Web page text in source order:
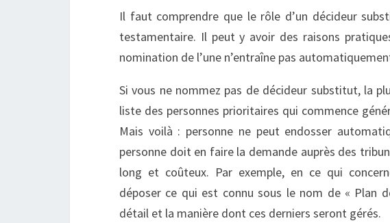
Il faut comprendre que le rôle d’un décideur
testamentaire. Il peut y avoir des raisons
nomination de l’une n’entraîne pas
Si vous ne nommez pas de décideur substitut, la
liste des personnes prioritaires qui commence
Mais voilà : personne ne peut endosser
personne doit en faire la demande auprès des
long et coûteux. Par exemple, en ce qui
déposer ce qui est connu sous le nom de « Plan
détail et la manière dont ces derniers seront gérés.